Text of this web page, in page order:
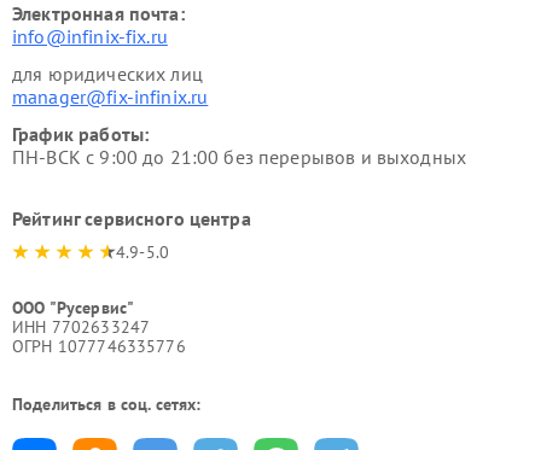
Электронная почта:
info@infinix-fix.ru
для юридических лиц
manager@fix-infinix.ru
График работы:
ПН-ВСК с 9:00 до 21:00 без перерывов и выходных
Рейтинг сервисного центра
4.9-5.0
ООО "Русервис"
ИНН 7702633247
ОГРН 1077746335776
Поделиться в соц. сетях: